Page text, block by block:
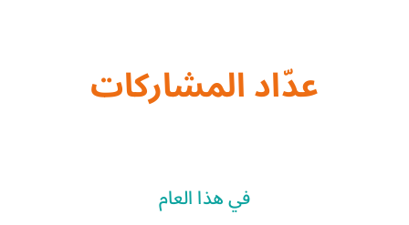
عدّاد المشاركات
في هذا العام